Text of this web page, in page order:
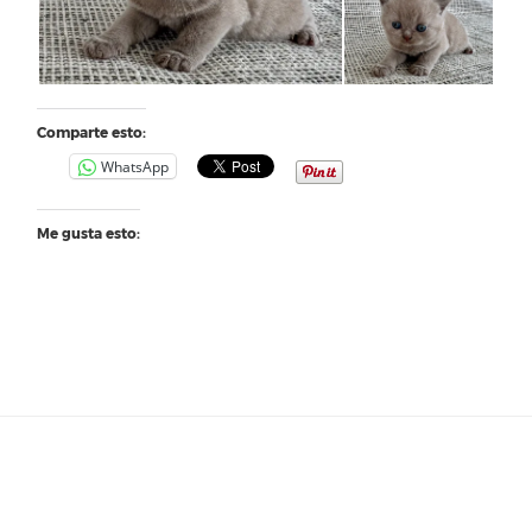
Comparte esto:
WhatsApp
Me gusta esto: